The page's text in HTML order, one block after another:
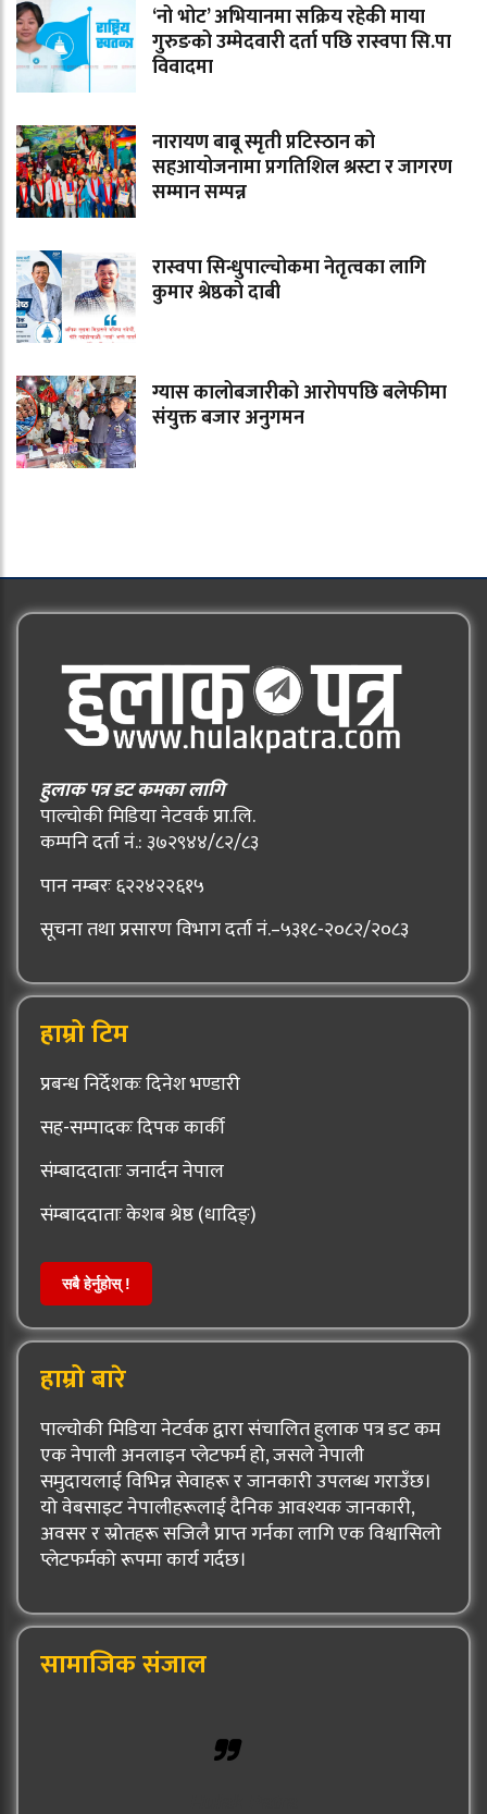
‘नो भोट’ अभियानमा सक्रिय रहेकी माया
गुरुङको उम्मेदवारी दर्ता पछि रास्वपा सि.पा
विवादमा
नारायण बाबू स्मृती प्रटिस्ठान को
सहआयोजनामा प्रगतिशिल श्रस्टा र जागरण
सम्मान सम्पन्न
रास्वपा सिन्धुपाल्चोकमा नेतृत्वका लागि
कुमार श्रेष्ठको दाबी
ग्यास कालोबजारीको आरोपपछि बलेफीमा
संयुक्त बजार अनुगमन
हुलाक पत्र डट कमका लागि
पाल्चोकी मिडिया नेटवर्क प्रा.लि.
कम्पनि दर्ता नं.: ३७२९४४/८२/८३
पान नम्बरः ६२२४२२६१५
सूचना तथा प्रसारण विभाग दर्ता नं.–५३१८-२०८२/२०८३
हाम्रो टिम
प्रबन्ध निर्देशकः दिनेश भण्डारी
सह-सम्पादकः दिपक कार्की
संम्बाददाताः जनार्दन नेपाल
संम्बाददाताः केशब श्रेष्ठ (धादिङ्)
सबै हेर्नुहोस् !
हाम्रो बारे
पाल्चोकी मिडिया नेटर्वक द्वारा संचालित हुलाक पत्र डट कम
एक नेपाली अनलाइन प्लेटफर्म हो, जसले नेपाली
समुदायलाई विभिन्न सेवाहरू र जानकारी उपलब्ध गराउँछ।
यो वेबसाइट नेपालीहरूलाई दैनिक आवश्यक जानकारी,
अवसर र स्रोतहरू सजिलै प्राप्त गर्नका लागि एक विश्वासिलो
प्लेटफर्मको रूपमा कार्य गर्दछ।
सामाजिक संजाल